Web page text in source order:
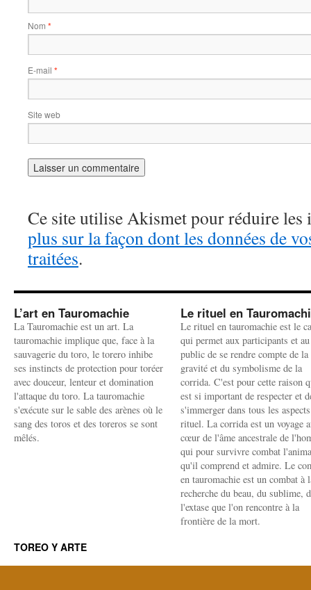
Nom *
E-mail *
Site web
Ce site utilise Akismet pour réduire les
plus sur la façon dont les données de
traitées.
L’art en Tauromachie
La Tauromachie est un art. La
tauromachie implique que, face à la
sauvagerie du toro, le torero inhibe
ses instincts de protection pour toréer
avec douceur, lenteur et domination
l'attaque du toro. La tauromachie
s'exécute sur le sable des arènes où le
sang des toros et des toreros se sont
mêlés.
Le rituel en
Le rituel en tauromachie est le
qui permet aux participants et au
public de se rendre compte de la
gravité et du symbolisme de la
corrida. C'est pour cette raison
est si important de respecter et
s'immerger dans tous les
rituel. La corrida est un voyage
cœur de l'âme ancestrale de
qui pour survivre combat
qu'il comprend et admire. Le
en tauromachie est un combat à
recherche du beau, du sublime,
l'extase que l'on rencontre à la
frontière de la mort.
TOREO Y ARTE